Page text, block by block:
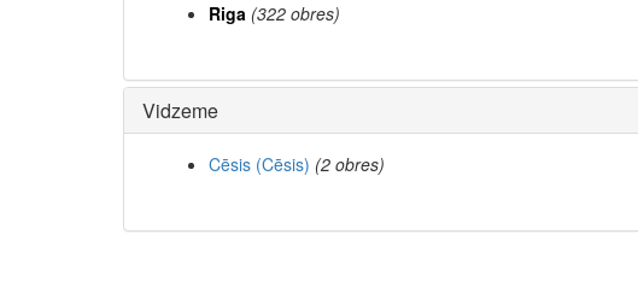
Riga (322 obres)
Vidzeme
Cēsis (Cēsis) (2 obres)